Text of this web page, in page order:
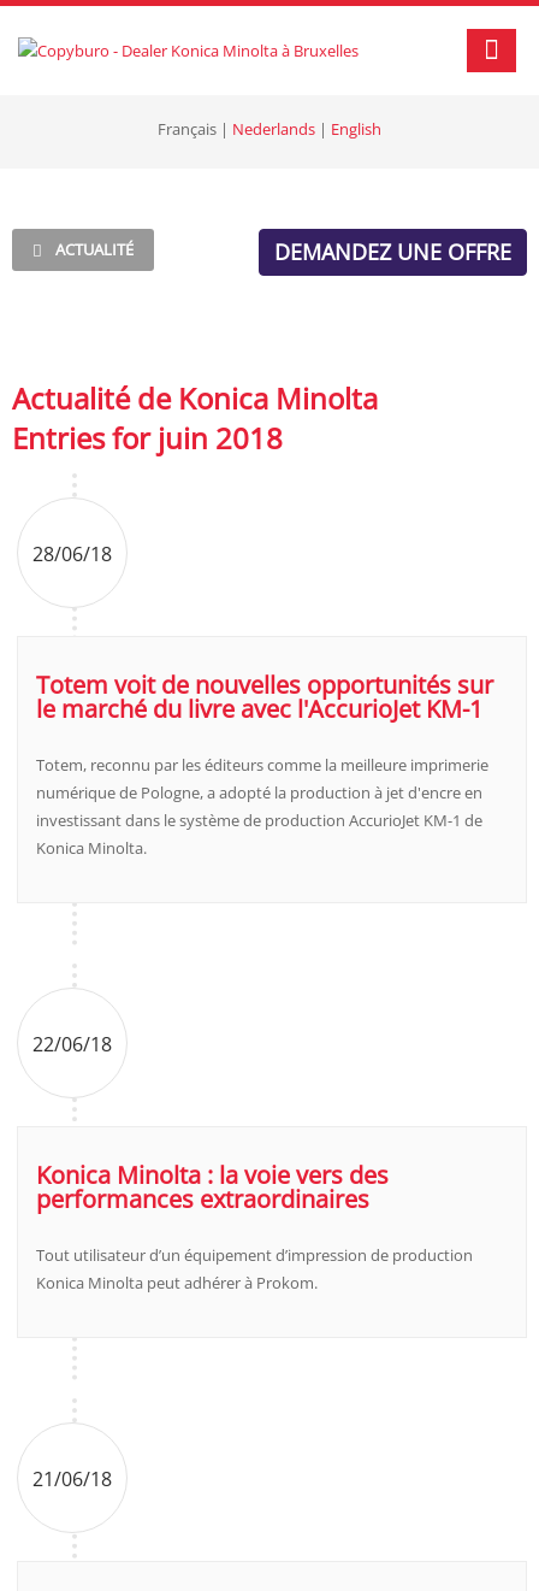
Français | Nederlands | English
ACTUALITÉ DEMANDEZ UNE OFFRE
Actualité de Konica Minolta
Entries for juin 2018
28/06/18
Totem voit de nouvelles opportunités sur
le marché du livre avec l'AccurioJet KM-1
Totem, reconnu par les éditeurs comme la meilleure imprimerie
numérique de Pologne, a adopté la production à jet d'encre en
investissant dans le système de production AccurioJet KM-1 de
Konica Minolta.
22/06/18
Konica Minolta : la voie vers des
performances extraordinaires
Tout utilisateur d’un équipement d’impression de production
Konica Minolta peut adhérer à Prokom.
21/06/18